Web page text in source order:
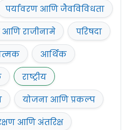
पर्यावरण आणि जैवविविधता
राजीनामे
परिषदा
आर्थिक
राष्ट्रीय
योजना आणि प्रकल्प
आणि अंतरिक्ष